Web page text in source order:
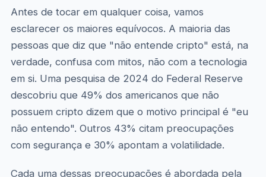
Antes de tocar em qualquer coisa, vamos
esclarecer os maiores equívocos. A maioria das
pessoas que diz que "não entende cripto" está, na
verdade, confusa com mitos, não com a tecnologia
em si. Uma pesquisa de 2024 do Federal Reserve
descobriu que 49% dos americanos que não
possuem cripto dizem que o motivo principal é "eu
não entendo". Outros 43% citam preocupações
com segurança e 30% apontam a volatilidade.
Cada uma dessas preocupações é abordada pela